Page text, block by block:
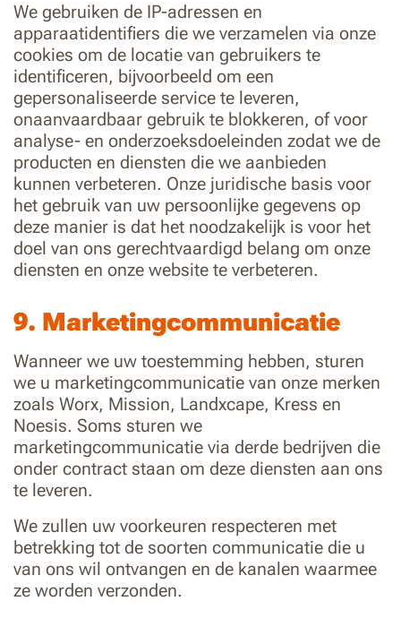
We gebruiken de IP-adressen en
apparaatidentifiers die we verzamelen via onze
cookies om de locatie van gebruikers te
identificeren, bijvoorbeeld om een
gepersonaliseerde service te leveren,
onaanvaardbaar gebruik te blokkeren, of voor
analyse- en onderzoeksdoeleinden zodat we de
producten en diensten die we aanbieden
kunnen verbeteren. Onze juridische basis voor
het gebruik van uw persoonlijke gegevens op
deze manier is dat het noodzakelijk is voor het
doel van ons gerechtvaardigd belang om onze
diensten en onze website te verbeteren.
9. Marketingcommunicatie
Wanneer we uw toestemming hebben, sturen
we u marketingcommunicatie van onze merken
zoals Worx, Mission, Landxcape, Kress en
Noesis. Soms sturen we
marketingcommunicatie via derde bedrijven die
onder contract staan om deze diensten aan ons
te leveren.
We zullen uw voorkeuren respecteren met
betrekking tot de soorten communicatie die u
van ons wil ontvangen en de kanalen waarmee
ze worden verzonden.